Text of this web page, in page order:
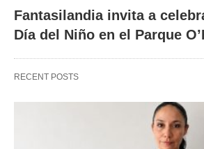
Fantasilandia invita a
Día del Niño en el Parque
RECENT POSTS